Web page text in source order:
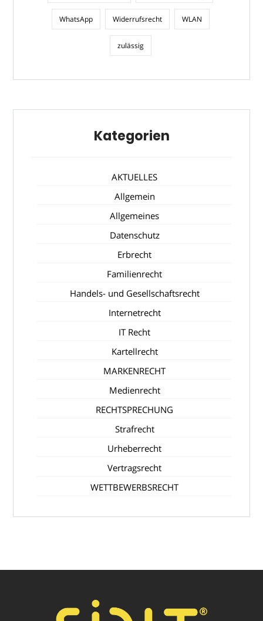
WhatsApp Widerrufsrecht WLAN
zulässig
Kategorien
AKTUELLES
Allgemein
Allgemeines
Datenschutz
Erbrecht
Familienrecht
Handels- und Gesellschaftsrecht
Internetrecht
IT Recht
Kartellrecht
MARKENRECHT
Medienrecht
RECHTSPRECHUNG
Strafrecht
Urheberrecht
Vertragsrecht
WETTBEWERBSRECHT